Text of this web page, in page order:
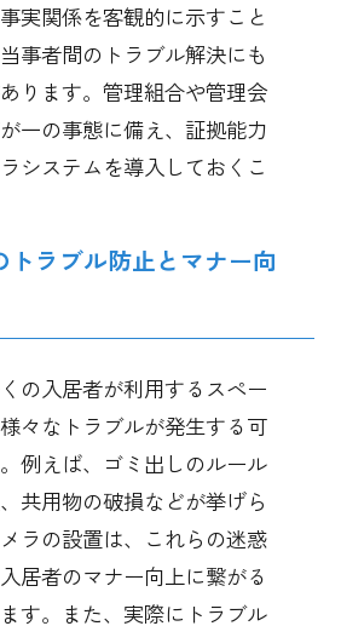
実関係を客観的に示すこと
事者間のトラブル解決にも
ります。管理組合や管理会
一の事態に備え、証拠能力
システムを導入しておくこ
トラブル防止とマナー向
の入居者が利用するスペー
々なトラブルが発生する可
例えば、ゴミ出しのルール
共用物の破損などが挙げら
ラの設置は、これらの迷惑
居者のマナー向上に繋がる
す。また、実際にトラブル